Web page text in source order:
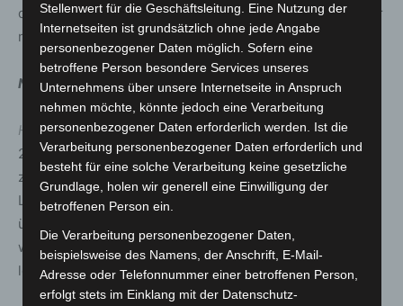
die unterstützt hinzu gerufene Ortsfeuerwehr Lehrte war
nicht notwendig.
Nachtrag Polizeibericht 19.05 Uhr
Hannover(ots). Am Sonntagmorgen, 08.05.2022, ist ein
26 Jahre alter Fahrer mit seinem Auto auf der BAB 2
zwischen den Anschlussstellen Hämelerwald und
Lehrte-Ost von der Fahrbahn abgekommen und hat sich
überschlagen. Bei dem Unfall verstarb eine Person. Die
weiteren Insassen wurden unter anderem
lebensgefährlich, schwer und leicht verletzt.
Stellenwert für die Geschäftsleitung. Eine Nutzung der
Internetseiten ist grundsätzlich ohne jede Angabe
personenbezogener Daten möglich. Sofern eine
betroffene Person besondere Services unseres
Unternehmens über unsere Internetseite in Anspruch
nehmen möchte, könnte jedoch eine Verarbeitung
personenbezogener Daten erforderlich werden. Ist die
Verarbeitung personenbezogener Daten erforderlich und
besteht für eine solche Verarbeitung keine gesetzliche
Grundlage, holen wir generell eine Einwilligung der
betroffenen Person ein.
Die Verarbeitung personenbezogener Daten,
beispielsweise des Namens, der Anschrift, E-Mail-
Adresse oder Telefonnummer einer betroffenen Person,
erfolgt stets im Einklang mit der Datenschutz-